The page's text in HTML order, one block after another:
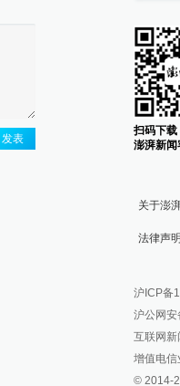
发表
扫码下载
澎湃新闻
关于澎
法律声明
报料
沪ICP备
沪公网
互联网
增值电
© 2014-